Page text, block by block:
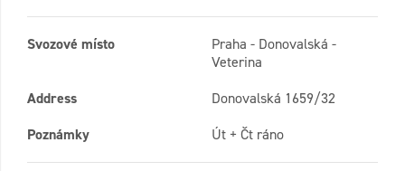
Svozové místo
Praha - Donovalská -
Veterina
Address
Donovalská 1659/32
Poznámky
Út + Čt ráno